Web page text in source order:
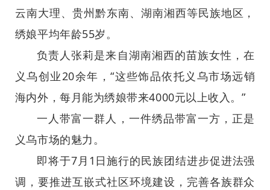
云南大理、贵州黔东南、湖南湘西等民族地区，
绣娘平均年龄55岁。
负责人张莉是来自湖南湘西的苗族女性，在
义乌创业20余年，“这些饰品依托义乌市场远销
海内外，每月能为绣娘带来4000元以上收入。”
一人带富一群人，一件绣品带富一方，正是
义乌市场的魅力。
即将于7月1日施行的民族团结进步促进法强
调，要推进互嵌式社区环境建设，完善各族群众